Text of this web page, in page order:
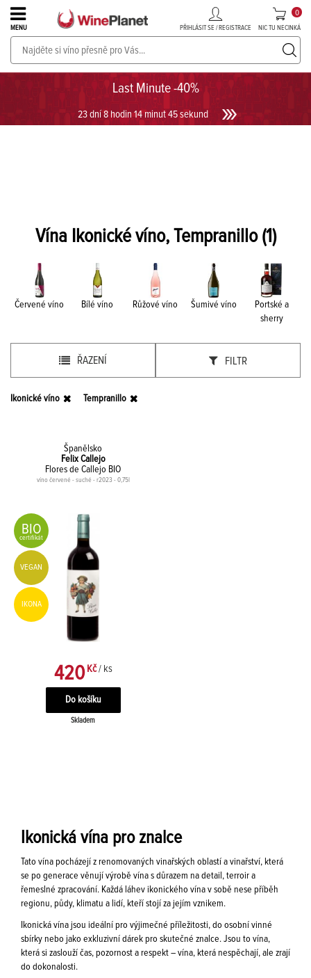
Last Minute -40%
23 dní 8 hodin 14 minut 45 sekund
MENU PŘIHLÁSIT SE / REGISTRACE NIC TU NECINKÁ
0
PROSECCO v akci až do -30%!UKÁZAT PROSECCO
Vína Ikonické víno, Tempranillo(1)
Červené víno Bílé víno Růžové víno Šumivé víno
Portské a
sherry
ŘAZENÍ FILTR
Ikonické víno Tempranillo
Španělsko
Felix Callejo
Flores de Callejo BIO
víno červené - suché - r2023 - 0,75l
BIO
certifikát
VEGAN
IKONA
420Kč / ks
Skladem
Ikonická vína pro znalce
Tato vína pocházejí z renomovaných vinařských oblastí a vinařství, která
se po generace věnují výrobě vína s důrazem na detail, terroir a
řemeslné zpracování. Každá láhev ikonického vína v sobě nese příběh
regionu, půdy, klimatu a lidí, kteří stojí za jejím vznikem.
Ikonická vína jsou ideální pro výjimečné příležitosti, do osobní vinné
sbírky nebo jako exkluzivní dárek pro skutečné znalce. Jsou to vína,
která si zaslouží čas, pozornost a respekt – vína, která nespěchají, ale zrají
do dokonalosti.